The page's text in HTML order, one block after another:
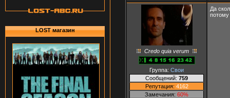
LOST магазин
Credo quia verum
Группа: Свои
Сообщений: 759
Репутация: 4162
Замечания: 60%
Да